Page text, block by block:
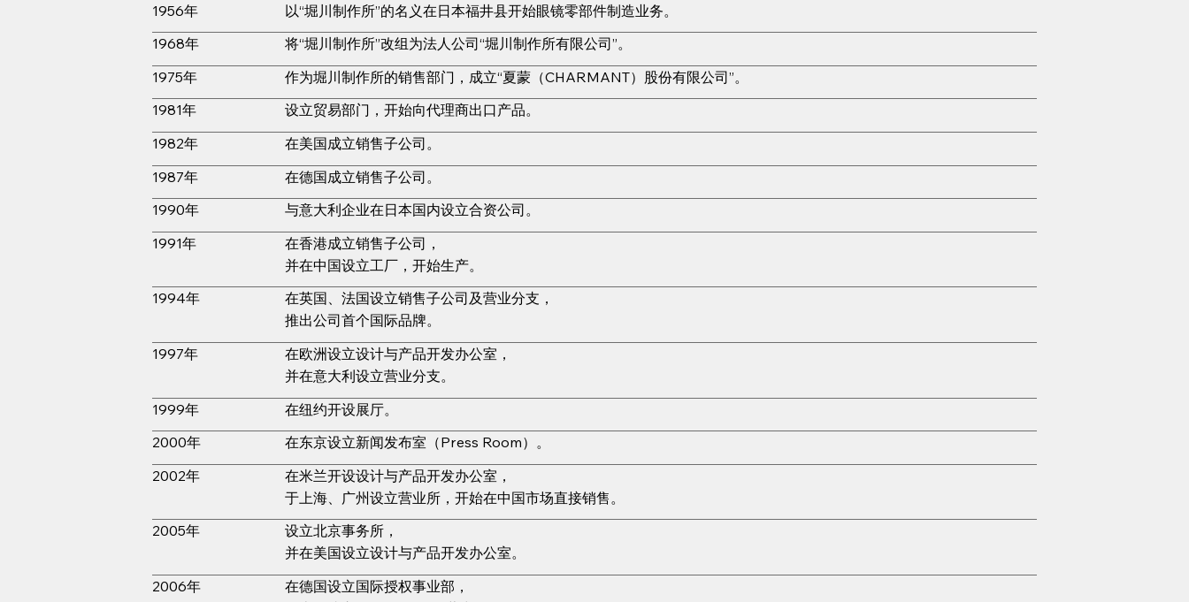
1956年
以“堀川制作所”的名义在日本福井县开始眼镜零部件制造业务。
1968年
将“堀川制作所”改组为法人公司“堀川制作所有限公司”。
1975年
作为堀川制作所的销售部门，成立“夏蒙（CHARMANT）股份有限公司”。
1981年
设立贸易部门，开始向代理商出口产品。
1982年
在美国成立销售子公司。
1987年
在德国成立销售子公司。
1990年
与意大利企业在日本国内设立合资公司。
1991年
在香港成立销售子公司，
并在中国设立工厂，开始生产。
1994年
在英国、法国设立销售子公司及营业分支，
推出公司首个国际品牌。
1997年
在欧洲设立设计与产品开发办公室，
并在意大利设立营业分支。
1999年
在纽约开设展厅。
2000年
在东京设立新闻发布室（Press Room）。
2002年
在米兰开设设计与产品开发办公室，
于上海、广州设立营业所，开始在中国市场直接销售。
2005年
设立北京事务所，
并在美国设立设计与产品开发办公室。
2006年
在德国设立国际授权事业部，